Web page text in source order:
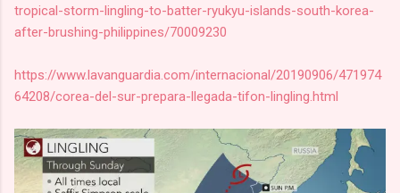
tropical-storm-lingling-to-batter-ryukyu-islands-south-korea-
after-brushing-philippines/70009230
https://www.lavanguardia.com/internacional/20190906/471974
64208/corea-del-sur-prepara-llegada-tifon-lingling.html